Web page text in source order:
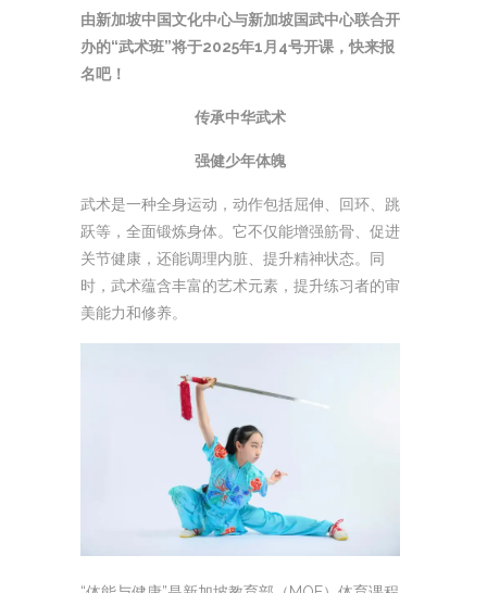
由新加坡中国文化中心与新加坡国武中心联合开
办的“武术班”将于2025年1月4号开课，快来报
名吧！
传承中华武术
强健少年体魄
武术是一种全身运动，动作包括屈伸、回环、跳
跃等，全面锻炼身体。它不仅能增强筋骨、促进
关节健康，还能调理内脏、提升精神状态。同
时，武术蕴含丰富的艺术元素，提升练习者的审
美能力和修养。